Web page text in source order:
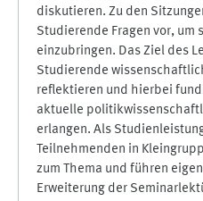
diskutieren. Zu den
Studierende Fragen vor, um
einzubringen. Das Ziel des
Studierende
reflektieren und hierbei
aktuelle
erlangen. Als
Teilnehmenden in
zum Thema und führen
Erweiterung der